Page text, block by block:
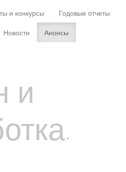
и конкурсы
Годовые отчеты
Новости
Анонсы
и
-